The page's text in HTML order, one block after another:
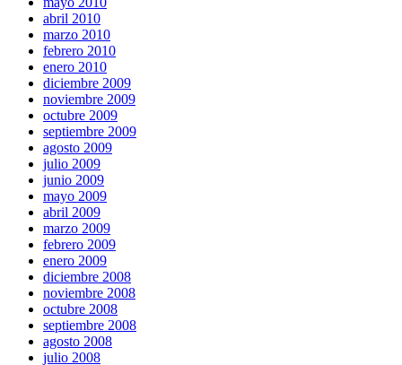
abril 2010
marzo 2010
febrero 2010
enero 2010
diciembre 2009
noviembre 2009
octubre 2009
septiembre 2009
agosto 2009
julio 2009
junio 2009
mayo 2009
abril 2009
marzo 2009
febrero 2009
enero 2009
diciembre 2008
noviembre 2008
octubre 2008
septiembre 2008
agosto 2008
julio 2008